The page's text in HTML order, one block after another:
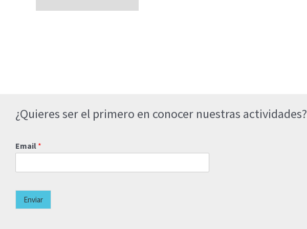
¿Quieres ser el primero en conocer nuestras actividades?
Email *
Enviar